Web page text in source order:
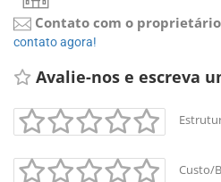
Contato com o
contato agora!
Avalie-nos e escreva
Custo/